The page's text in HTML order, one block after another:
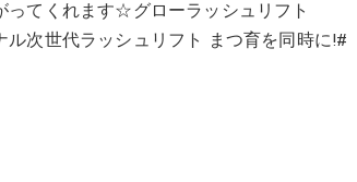
ってくれます☆グローラッシュリフト
ル次世代ラッシュリフト まつ育を同時に!#